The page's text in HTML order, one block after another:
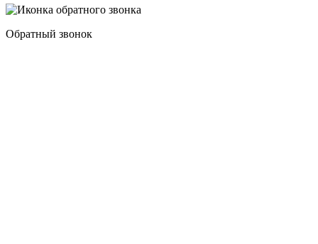
Обратный звонок